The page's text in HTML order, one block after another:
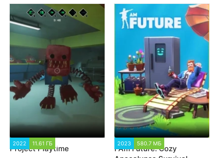
2022 11.61 ГБ
Project Playtime
2023 580.7 МБ
I Am Future: Cozy